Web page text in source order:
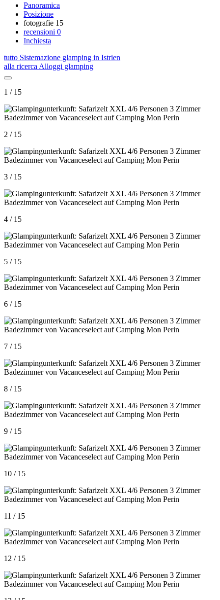
Panoramica
Posizione
fotografie 15
recensioni 0
Inchiesta
tutto Sistemazione glamping in Istrien
alla ricerca Alloggi glamping
1 / 15
2 / 15
3 / 15
4 / 15
5 / 15
6 / 15
7 / 15
8 / 15
9 / 15
10 / 15
11 / 15
12 / 15